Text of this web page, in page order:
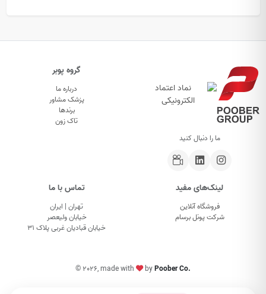
ما را دنبال کنید
گروه پوبر
درباره ما
پزشک مشاور
برندها
تاک زون
لینک‌های مفید
فروشگاه آنلاین
شرکت پونل برسام
تماس با ما
تهران | ایران
خیابان ولیعصر
خیابان قبادیان غربی پلاک ۳۱
© 2026, made with byPoober Co.